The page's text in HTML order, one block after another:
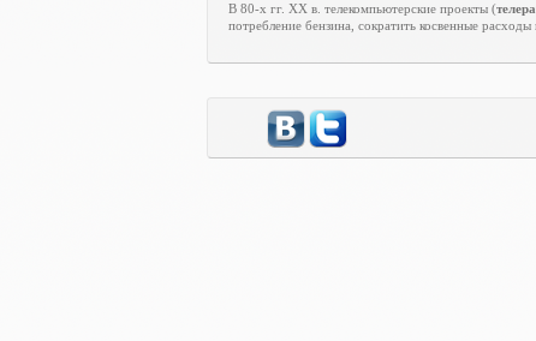
В 80-х гг. XX в. телекомпьютерские проекты (
потребление бензина, сократить косвенные